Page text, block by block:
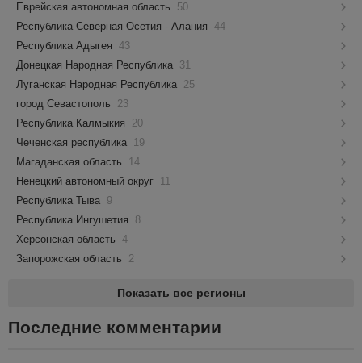
Еврейская автономная область
50
Республика Северная Осетия - Алания 44
Республика Адыгея 43
Донецкая Народная Республика 31
Луганская Народная Республика 25
город Севастополь
23
Республика Калмыкия
20
Чеченская республика 19
Магаданская область
14
Ненецкий автономный округ 11
Республика Тыва 9
Республика Ингушетия
8
Херсонская область 4
Запорожская область
2
Показать все регионы
Последние комментарии